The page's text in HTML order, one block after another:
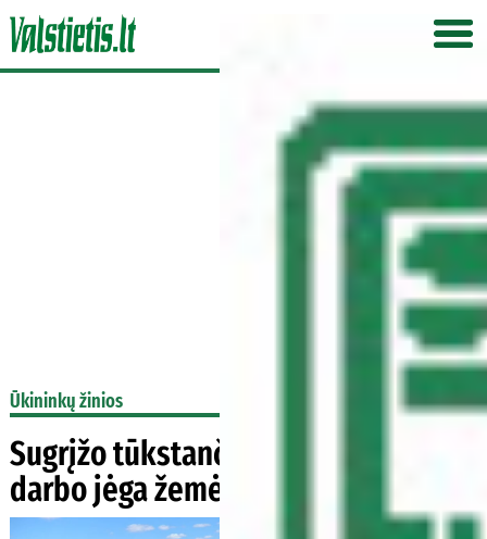
Ūkininkų žinios
Sugrįžo tūkstančiai emigrantų –
darbo jėga žemės ūkiui?